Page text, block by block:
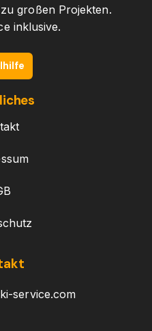
großen Projekten.
inklusive.
service.com